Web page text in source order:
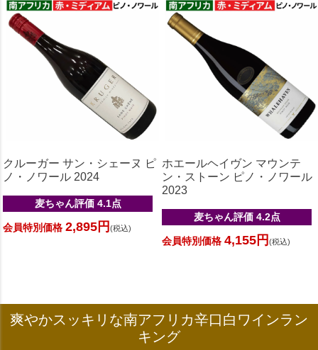
クルーガー サン・シェーヌ ピ
ノ・ノワール 2024
麦ちゃん評価 4.1点
会員特別価格 2,895円 (税込)
ホエールヘイヴン マウンテ
ン・ストーン ピノ・ノワール
2023
麦ちゃん評価 4.2点
会員特別価格 4,155円 (税込)
爽やかスッキリな南アフリカ辛口白ワインラン
キング